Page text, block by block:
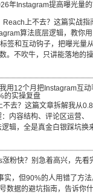
年Instagram提高曝光量
Reach上不去？这篇实战指
算法底层逻辑，教你用
签和互动钩子，把曝光量
。不吹牛，只讲能落地的操
用12个月把Instagram互动
的实操复盘
不去？这篇文章拆解我从
内容结构、评论区运营、
辑，全是真金白银踩坑换
涨粉快？别急着高兴，先看
实，但90%的人用错了方法
数据的避坑指南，告诉你什